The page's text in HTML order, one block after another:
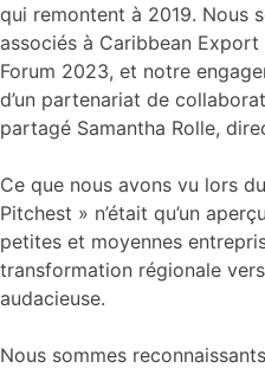
qui remontent à 2019. Nous
associés à Caribbean
Forum 2023, et notre
d’un partenariat de
partagé Samantha Rolle,
Ce que nous avons vu lors
Pitchest » n’était qu’un
petites et moyennes
transformation régionale
audacieuse.
Nous sommes